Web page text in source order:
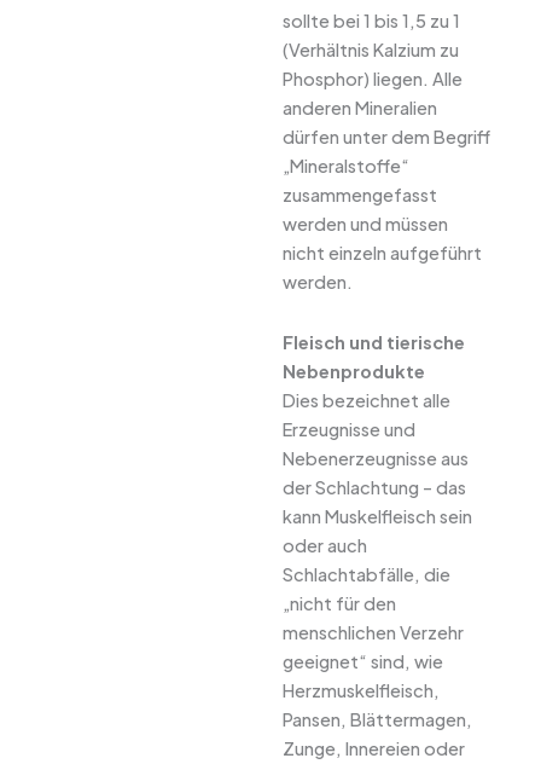
sollte bei 1 bis 1,5 zu 1
(Verhältnis Kalzium zu
Phosphor) liegen. Alle
anderen Mineralien
dürfen unter dem Begriff
„Mineralstoffe“
zusammengefasst
werden und müssen
nicht einzeln aufgeführt
werden.
Fleisch und tierische
Nebenprodukte
Dies bezeichnet alle
Erzeugnisse und
Nebenerzeugnisse aus
der Schlachtung – das
kann Muskelfleisch sein
oder auch
Schlachtabfälle, die
„nicht für den
menschlichen Verzehr
geeignet“ sind, wie
Herzmuskelfleisch,
Pansen, Blättermagen,
Zunge, Innereien oder